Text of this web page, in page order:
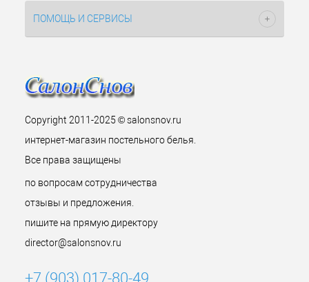
ПОМОЩЬ И СЕРВИСЫ
Copyright 2011-2025 © salonsnov.ru
интернет-магазин постельного белья.
Все права защищены
по вопросам сотрудничества
отзывы и предложения.
пишите на прямую директору
director@salonsnov.ru
+7 (903) 017-80-49